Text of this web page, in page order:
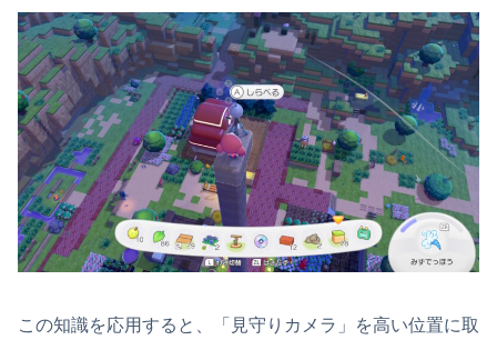
この知識を応用すると、「見守りカメラ」を高い位置に取